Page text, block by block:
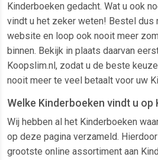
Kinderboeken gedacht. Wat u ook
vindt u het zeker weten! Bestel dus
website en loop ook nooit meer
binnen. Bekijk in plaats daarvan
Koopslim.nl, zodat u de beste
nooit meer te veel betaalt voor uw
Welke Kinderboeken vindt u op
Wij hebben al het Kinderboeken
op deze pagina verzameld.
grootste online assortiment aan